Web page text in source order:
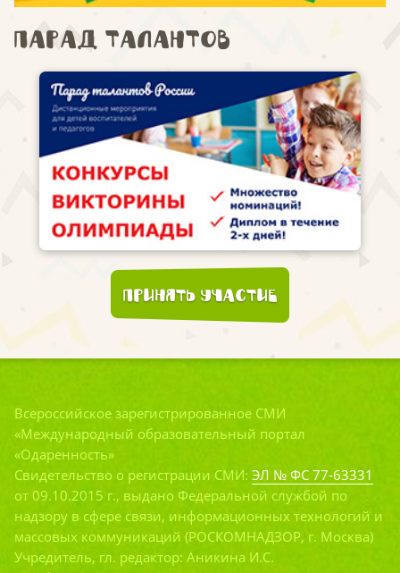
Парад талантов
Принять участие
Всероссийское зарегистрированное СМИ
«Международный образовательный портал
«Одаренность»
Свидетельство о регистрации СМИ: ЭЛ № ФС 77-63331
от 09.10.2015 г., выдано Федеральной службой по
надзору в сфере связи, информационных технологий и
массовых коммуникаций (РОСКОМНАДЗОР, г. Москва)
Учредитель, гл. редактор: Аникина И.С.